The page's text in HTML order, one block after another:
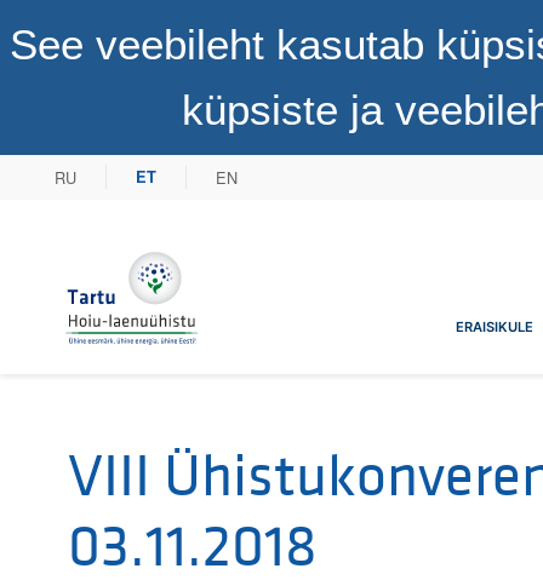
See veebileht kasutab
küpsiste ja
RU ET EN
Tartu Hoiu-laenuühistuERAISIKULE
VIII
03.11.2018